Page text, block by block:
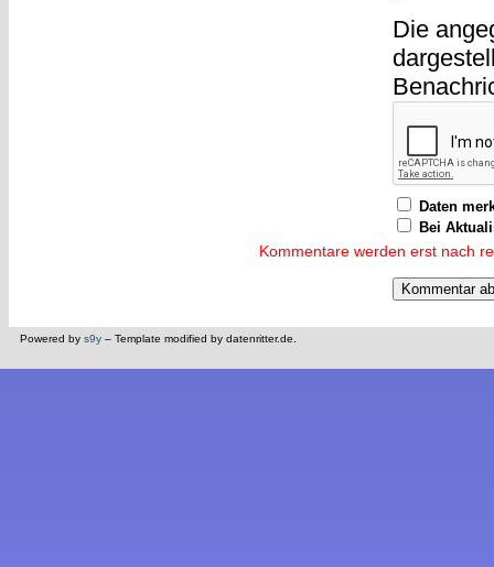
Die
Daten
Bei
Kommentare werden erst nach
Powered by s9y – Template modified by datenritter.de.